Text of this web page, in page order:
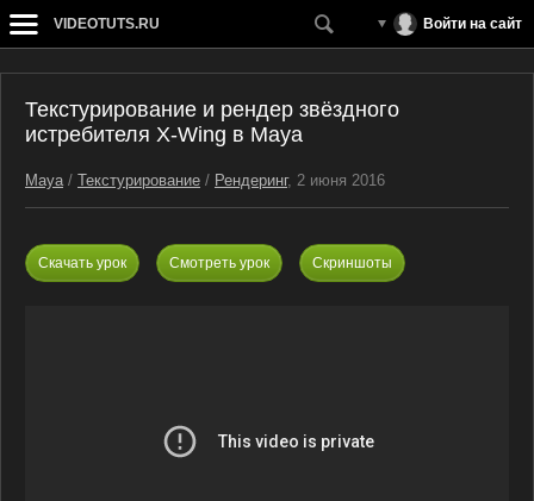
VIDEOTUTS.RU Войти на сайт
Текстурирование и рендер звёздного
истребителя X-Wing в Maya
Maya/ Текстурирование / Рендеринг, 2 июня 2016
Скачать урок Смотреть урок Скриншоты